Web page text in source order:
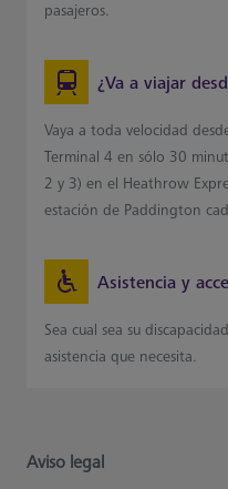
pasajeros.
¿Va a viajar
Vaya a toda velocidad
Terminal 4 en sólo 30
2 y 3) en el Heathrow
estación de Paddington
Asistencia y
Sea cual sea su
asistencia que necesita.
Aviso legal